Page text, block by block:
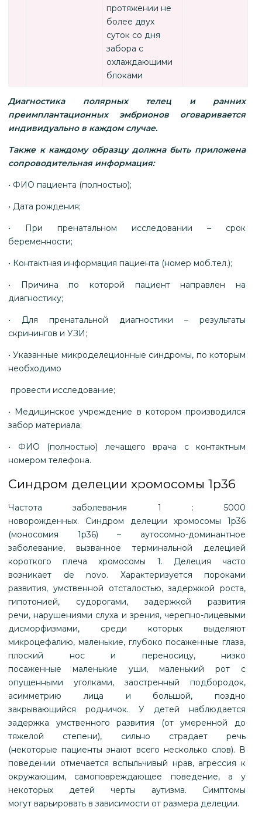
протяжении не
более двух
суток со дня
забора с
охлаждающими
блоками
Диагностика полярных телец и ранних
преимплантационных эмбрионов оговаривается
индивидуально в каждом случае.
Также к каждому образцу должна быть приложена
сопроводительная информация:
• ФИО пациента (полностью);
• Дата рождения;
• При пренатальном исследовании – срок
беременности;
• Контактная информация пациента (номер моб.тел.);
• Причина по которой пациент направлен на
диагностику;
• Для пренатальной диагностики – результаты
скринингов и УЗИ;
• Указанные микроделеционные синдромы, по которым
необходимо
провести исследование;
• Медицинское учреждение в котором производился
забор материала;
• ФИО (полностью) лечащего врача с контактным
номером телефона.
Синдром делеции хромосомы 1р36
Частота заболевания 1 : 5000
новорожденных. Синдром делеции хромосомы 1р36
(моносомия 1р36) – аутосомно-доминантное
заболевание, вызванное терминальной делецией
короткого плеча хромосомы 1. Делеция часто
возникает de novo. Характеризуется пороками
развития, умственной отсталостью, задержкой роста,
гипотонией, судорогами, задержкой развития
речи, нарушениями слуха и зрения, черепно-лицевыми
дисморфизмами, среди которых выделяют
микроцефалию, маленькие, глубоко посаженные глаза,
плоский нос и переносицу, низко
посаженные маленькие уши, маленький рот с
опущенными уголками, заостренный подбородок,
асимметрию лица и большой, поздно
закрывающийся родничок. У детей наблюдается
задержка умственного развития (от умеренной до
тяжелой степени), сильно страдает речь
(некоторые пациенты знают всего несколько слов). В
поведении отмечается вспыльчивый нрав, агрессия к
окружающим, самоповреждающее поведение, а у
некоторых детей черты аутизма. Симптомы
могут варьировать в зависимости от размера делеции.